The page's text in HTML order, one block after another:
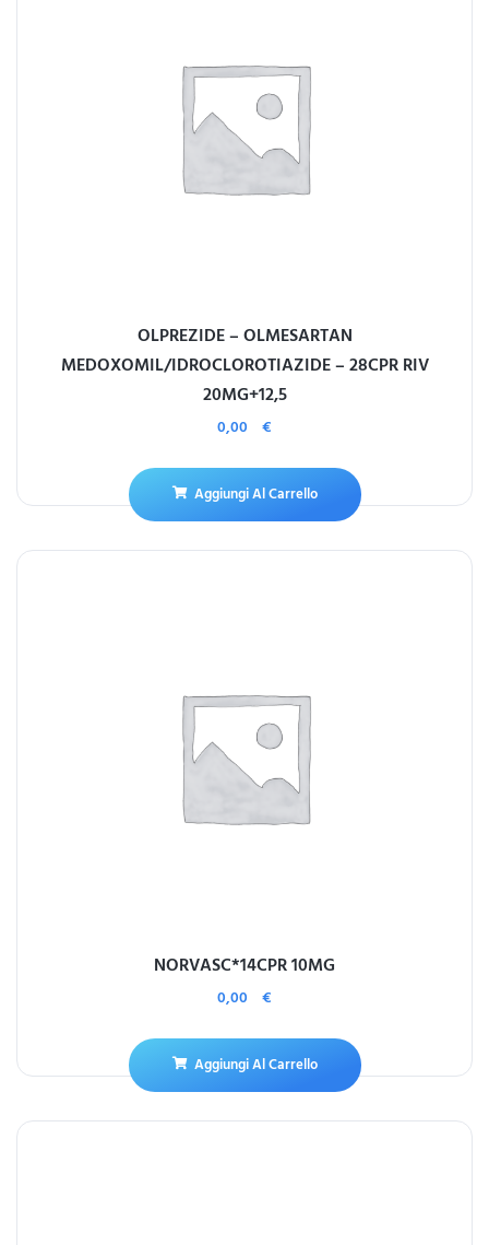
OLPREZIDE – OLMESARTAN
MEDOXOMIL/IDROCLOROTIAZIDE – 28CPR RIV
20MG+12,5
0,00 €
Aggiungi Al Carrello
NORVASC*14CPR 10MG
0,00 €
Aggiungi Al Carrello